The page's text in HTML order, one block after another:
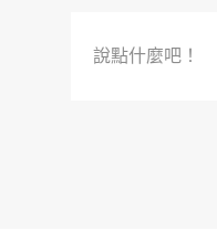
說點什麼吧！